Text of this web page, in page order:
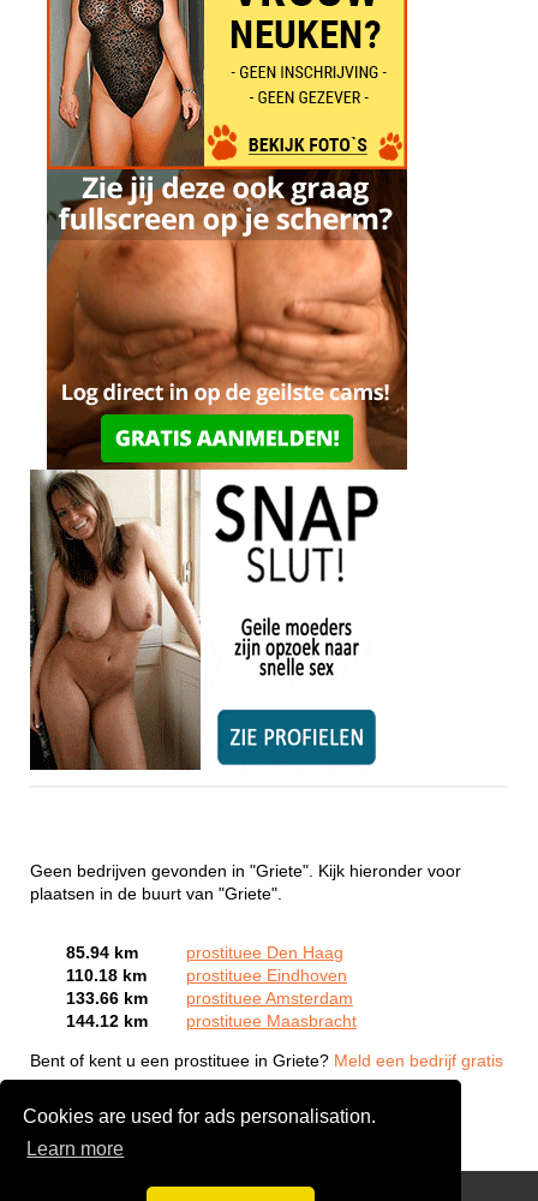
Cookies are used for ads personalisation.
Learn more
Geen bedrijven gevonden in "Griete". Kijk hieronder voor
plaatsen in de buurt van "Griete".
85.94 km
prostituee Den Haag
110.18 km
prostituee Eindhoven
133.66 km
prostituee Amsterdam
144.12 km
prostituee Maasbracht
Bent of kent u een prostituee in Griete? Meld een bedrijf gratis
aan